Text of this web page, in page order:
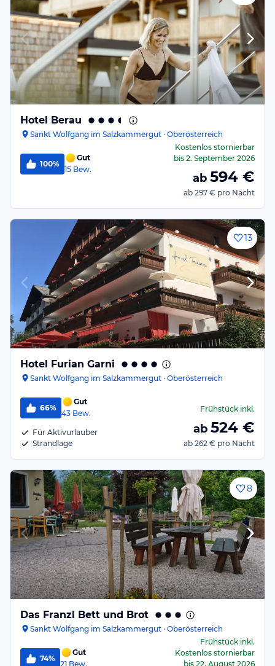
Hotel Berau
Sankt Wolfgang im Salzkammergut · Oberösterreich
100%
Gut
15 Bew.
Kostenlos stornierbar
bis 2. September 2026
ab 594 €
ab 297 € pro Nacht
13
Hotel Furian Garni
Sankt Wolfgang im Salzkammergut · Oberösterreich
66%
Gut
43 Bew.
Für Aktivurlauber
Strandlage
Frühstückinkl.
ab 524 €
ab 262 € pro Nacht
8
Das Franzl Bett und Brot
Sankt Wolfgang im Salzkammergut · Oberösterreich
74%
Gut
21 Bew.
Frühstückinkl.
Kostenlos stornierbar
bis 22. August 2026